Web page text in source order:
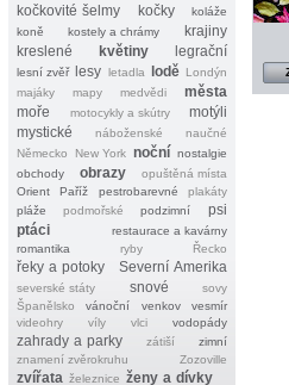
kočkovité šelmy
kočky
koláže
koně
kostely a chrámy
krajiny
kreslené
květiny legrační
lesní zvěř lesy letadla lodě Londýn
majáky
mapy medvědi
města
moře
motocykly a skútry
motýli
mystické
náboženské
naučné
Německo
New York noční nostalgie
obchody
obrazy
opuštěná místa
Orient
Paříž pestrobarevné
plakáty
pláže
podmořské podzimní
psi
ptáci
restaurace a kavárny
romantika
ryby Řecko
řeky a potoky Severní Amerika
severské státy snové
sovy
Španělsko
vánoční venkov
vesmír
videohry
víly vlci vodopády
zahrady a parky zátiší
zimní
znamení zvěrokruhu
Zozoville
zvířata železnice ženy a dívky